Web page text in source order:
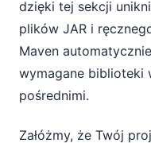
dzięki tej sekcji
plików JAR i
Maven
wymagane biblioteki
pośrednimi.
Załóżmy, że Twój